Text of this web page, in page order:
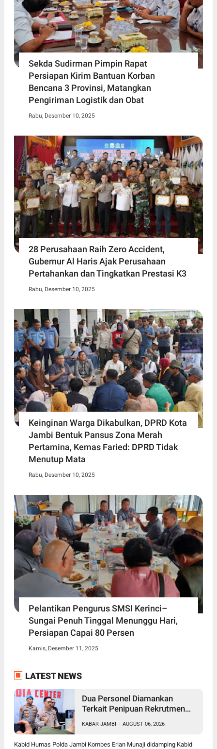
Sekda Sudirman Pimpin Rapat
Persiapan Kirim Bantuan Korban
Bencana 3 Provinsi, Matangkan
Pengiriman Logistik dan Obat
Rabu, Desember 10, 2025
28 Perusahaan Raih Zero Accident,
Gubernur Al Haris Ajak Perusahaan
Pertahankan dan Tingkatkan Prestasi K3
Rabu, Desember 10, 2025
Keinginan Warga Dikabulkan, DPRD Kota
Jambi Bentuk Pansus Zona Merah
Pertamina, Kemas Faried: DPRD Tidak
Menutup Mata
Rabu, Desember 10, 2025
Pelantikan Pengurus SMSI Kerinci–
Sungai Penuh Tinggal Menunggu Hari,
Persiapan Capai 80 Persen
Kamis, Desember 11, 2025
LATEST NEWS
Dua Personel Diamankan
Terkait Penipuan Rekrutmen
Komitmen Tindak Tegas
KABAR JAMBI - AUGUST 06, 2026
Kabid Humas Polda Jambi Kombes Erlan Munaji didamping Kabid